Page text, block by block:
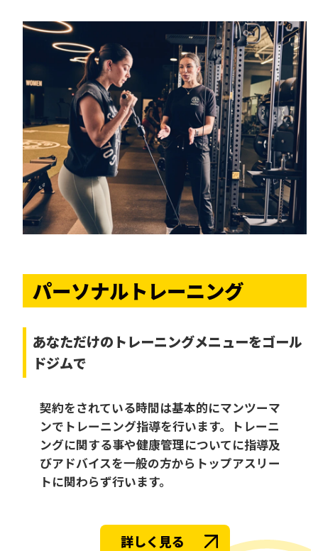
パーソナルトレーニング
あなただけの トレーニングメニューをゴール
ドジムで
契約をされている時間は基本的にマンツーマ
ンでトレーニング指導を行います。トレーニ
ングに関する事や健康管理についてに指導及
びアドバイスを一般の方からトップアスリー
トに関わらず行います。
詳しく見る